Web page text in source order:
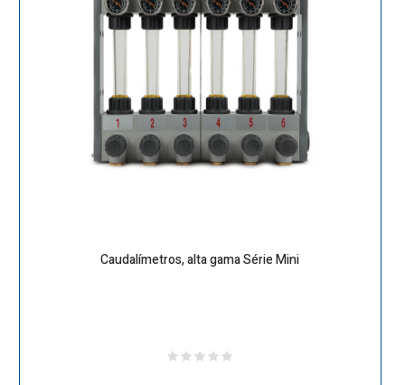
Caudalímetros, alta gama Série Mini